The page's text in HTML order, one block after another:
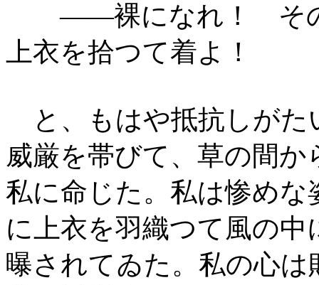
――裸になれ！ そ
上衣を拾つて着よ！
と、もはや抵抗しがた
威厳を帯びて、草の間か
私に命じた。私は惨めな
に上衣を羽織つて風の中
曝されてゐた。私の心は